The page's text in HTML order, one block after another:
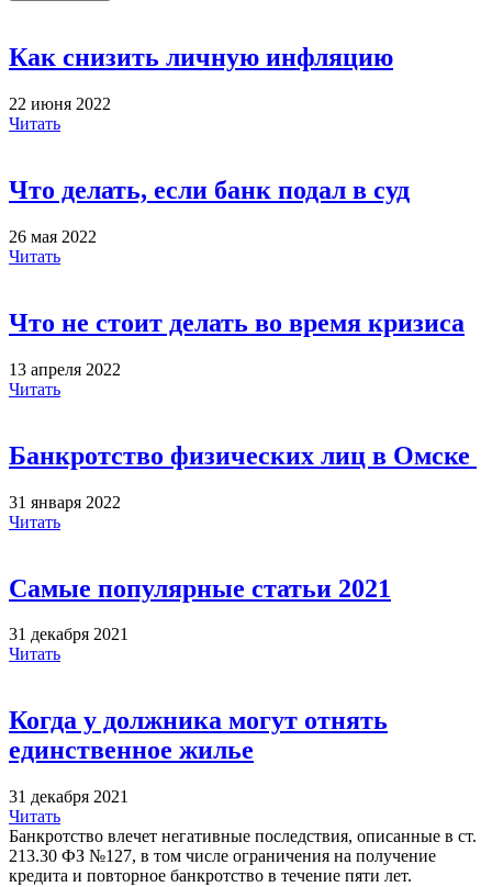
Как снизить личную инфляцию
22 июня 2022
Читать
Что делать, если банк подал в суд
26 мая 2022
Читать
Что не стоит делать во время кризиса
13 апреля 2022
Читать
Банкротство физических лиц в Омске
31 января 2022
Читать
Самые популярные статьи 2021
31 декабря 2021
Читать
Когда у должника могут отнять
единственное жилье
31 декабря 2021
Читать
Банкротство влечет негативные последствия, описанные в ст.
213.30 ФЗ №127, в том числе ограничения на получение
кредита и повторное банкротство в течение пяти лет.